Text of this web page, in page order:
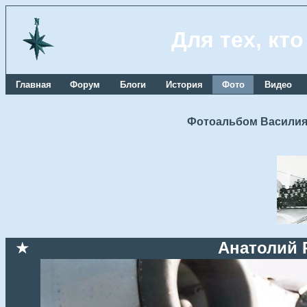
Для тех,
Главная Форум Блоги История Фото Видео
Фотоальбом
★ Анатолий